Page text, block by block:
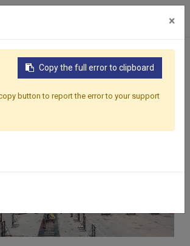
鷹架 Ø48.6 T:3.2mm 舞台架
×
Copy the full error to clipboard
button to report the error to your support